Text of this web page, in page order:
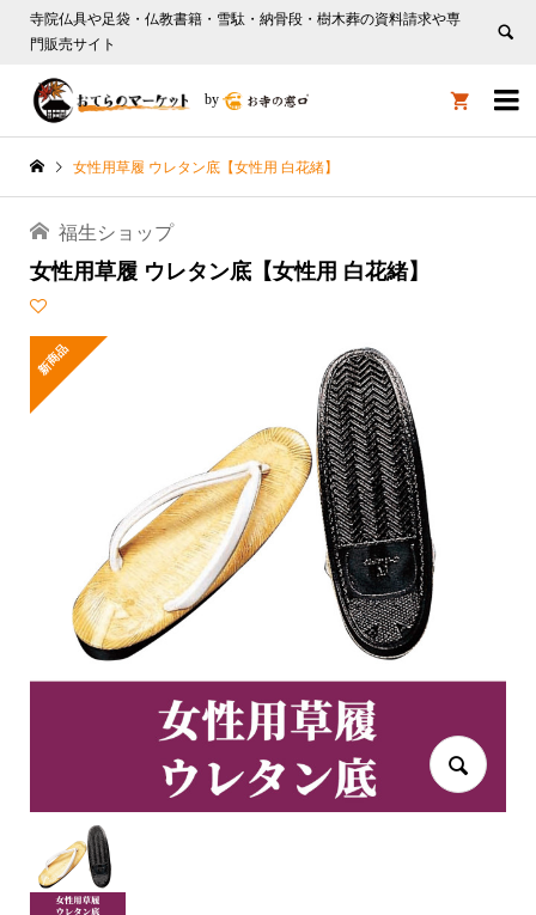
寺院仏具や足袋・仏教書籍・雪駄・納骨段・樹木葬の資料請求や専
門販売サイト

by 
女性用草履 ウレタン底【女性用 白花緒】
福生ショップ
女性用草履 ウレタン底【女性用 白花緒】
新商品